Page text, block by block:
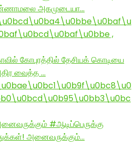
அகமுடையா…
,
கோபுரத்தில் தேசியக் கொடியை
வைத்த …
#ஆடிப்பெருக்கு
அனைவருக்கும்…